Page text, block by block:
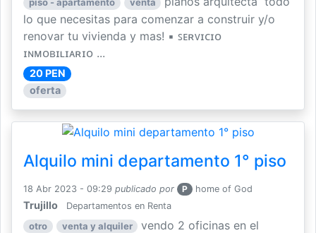
piso - apartamento venta
lo que necesitas para comenzar a construir y/o
renovar tu vivienda y mas! ▪️ ꜱᴇʀᴠɪᴄɪᴏ
ɪɴᴍᴏʙɪʟɪᴀʀɪᴏ ...
20 PEN
oferta
Alquilo mini departamento 1° piso
18 Abr 2023 - 09:29 publicado por P home of God
Trujillo Departamentos en Renta
otro venta y alquiler
vendo 2 oficinas en el